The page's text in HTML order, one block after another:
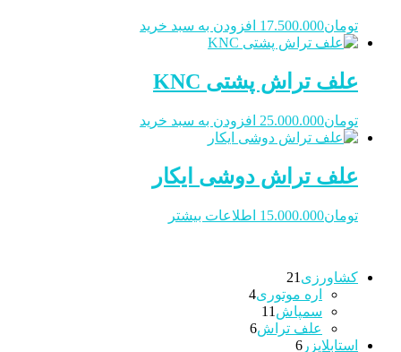
تومان17.500.000 افزودن به سبد خرید
علف تراش پشتی KNC
تومان25.000.000 افزودن به سبد خرید
علف تراش دوشی ایکار
تومان15.000.000 اطلاعات بیشتر
کشاورزی 21
محصولات
اره موتوری4
4
سمپاش 11
محصولاتعلف تراش6
6
استابلایزر 6
6